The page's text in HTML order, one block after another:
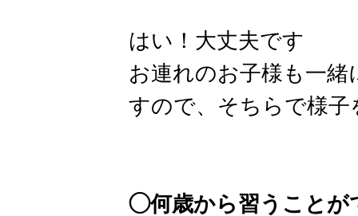
はい！大丈夫です
お連れのお子様も一
すので、そちらで様
◯何歳から習うことが